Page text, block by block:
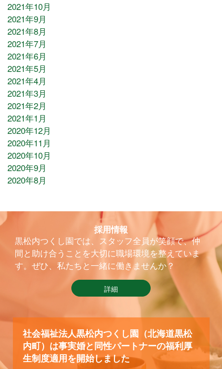
2021年10月
2021年9月
2021年8月
2021年7月
2021年6月
2021年5月
2021年4月
2021年3月
2021年2月
2021年1月
2020年12月
2020年11月
2020年10月
2020年9月
2020年8月
採用情報
黒松内つくし園では、スタッフ全員が笑顔で、仲
間と助け合うことを大切に職場環境を整えていま
す。ぜひ、私たちと一緒に働きませんか？
詳細
社会福祉法人黒松内つくし園（北海道黒松
内町）は事実婚と同性パートナーの福利厚
生制度適用を開始しました